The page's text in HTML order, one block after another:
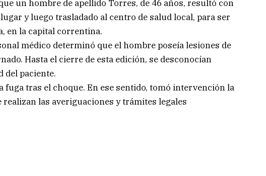
un hombre de apellido Torres, de 46 años, resultó con
y luego trasladado al centro de salud local, para ser
en la capital correntina.
médico determinó que el hombre poseía lesiones de
Hasta el cierre de esta edición, se desconocían
del paciente.
fuga tras el choque. En ese sentido, tomó intervención la
realizan las averiguaciones y trámites legales